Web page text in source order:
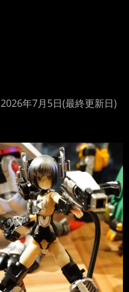
2026年7月5日(最終更新日)